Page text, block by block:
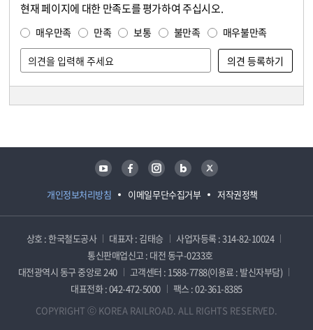
현재 페이지에 대한 만족도를 평가하여 주십시오.
매우만족 만족 보통 불만족 매우불만족
개인정보처리방침 이메일무단수집거부 저작권정책
유튜브 페이스북 인스타그램 블로그 트위터
상호 : 한국철도공사 대표자 : 김태승
사업자등록 : 314-82-10024
통신판매업신고 : 대전 동구-0233호
대전광역시 동구 중앙로 240
고객센터 : 1588-7788(이용료 : 발신자부담)
대표전화 : 042-472-5000
팩스 : 02-361-8385
COPYRIGHT ⓒ KOREA RAILROAD. ALL RIGHTS RESERVED.